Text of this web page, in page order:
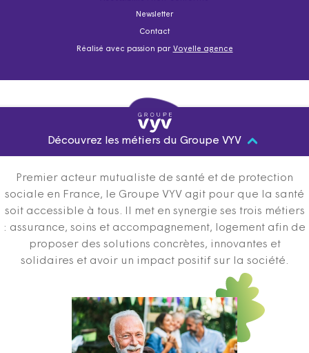
Newsletter
Contact
Réalisé avec passion par Voyelle agence
Découvrez les métiers du Groupe VYV
Premier acteur mutualiste de santé et de protection
sociale en France, le Groupe VYV agit pour que la santé
soit accessible à tous. Il met en synergie ses trois métiers
: assurance, soins et accompagnement, logement afin de
proposer des solutions concrètes, innovantes et
solidaires et avoir un impact positif sur la société.